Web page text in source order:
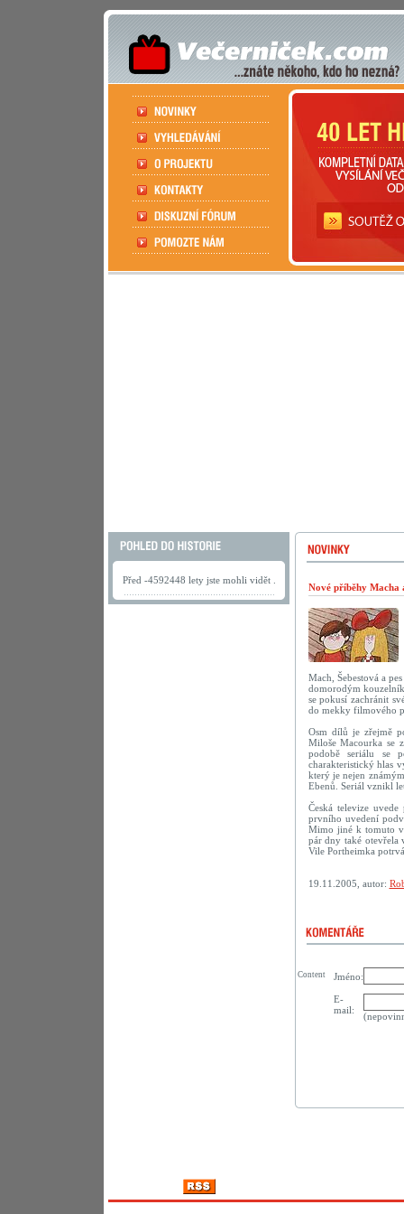
Před -4592448 lety jste mohli vidět .
Nové příběhy Macha
Mach, Šebestová a
domorodým
se pokusí zachránit
do mekky filmového
Osm dílů je zřejmě
Miloše Macourka se
podobě seriálu se
charakteristický hlas
který je nejen
Ebenů. Seriál vznikl
Česká televize
prvního uvedení
Mimo jiné k tomuto
pár dny také otevřela
Vile Portheimka
19.11.2005, autor:
Jméno:
E-
mail:
Content